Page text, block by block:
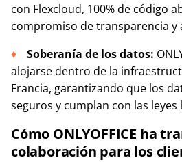
con Flexcloud, 100% de código
compromiso de transparencia y
Soberanía de los datos:
alojarse dentro de la
Francia, garantizando que los
seguros y cumplan con las
Cómo ONLYOFFICE ha
colaboración para los